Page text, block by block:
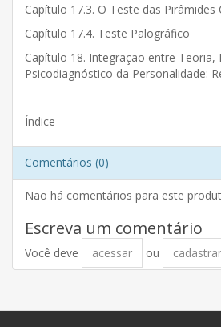
Capítulo 17.3. O Teste das
Capítulo 17.4. Teste Palográfico
Capítulo 18. Integração entre Teoria,
Psicodiagnóstico da Personalidade:
Índice
Comentários (0)
Não há comentários para este
Escreva um comentário
Você deve acessar ou